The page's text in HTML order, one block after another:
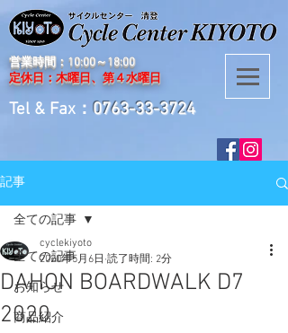
営業時間：10:00～18:00
定休日：木曜日、第４水曜日
Tel & Fax： 0763-33-3724
記事
全ての記事
お知らせ
商品紹介
全ての記事
DAHON BOARDWALK D7
2020
cyclekiyoto
2020年5月6日 読了時間: 2分